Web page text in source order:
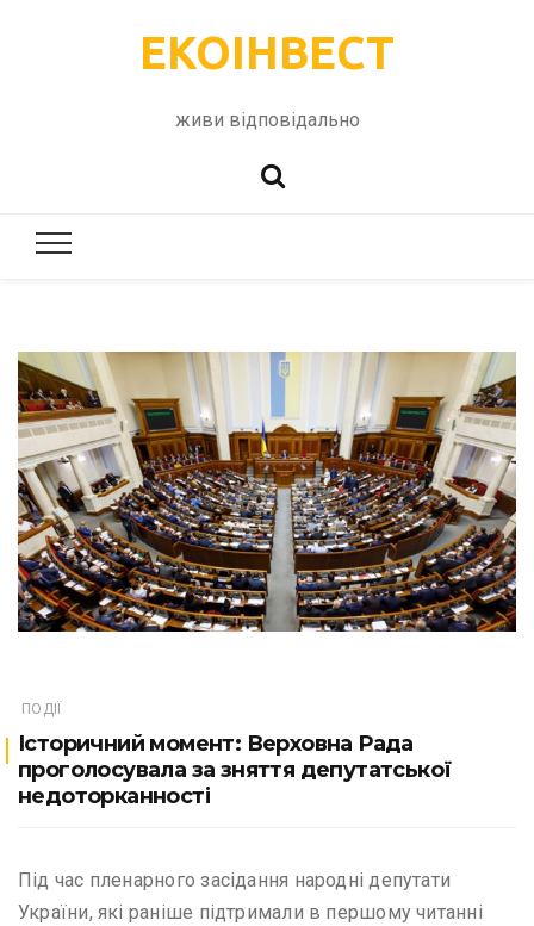
ЕКОІНВЕСТ
живи відповідально
ПОДІЇ
Історичний момент: Верховна Рада
проголосувала за зняття депутатської
недоторканності
Під час пленарного засідання народні депутати
України, які раніше підтримали в першому читанні